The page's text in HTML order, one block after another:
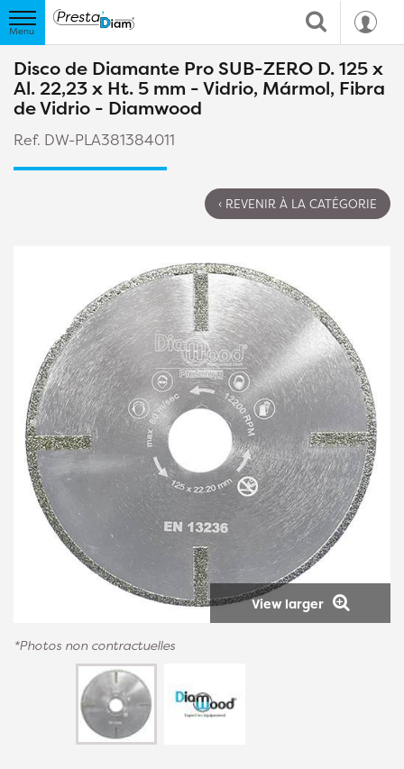
Disco de Diamante Pro SUB-ZERO D. 125 x
Al. 22,23 x Ht. 5 mm - Vidrio, Mármol, Fibra
de Vidrio - Diamwood
Ref. DW-PLA381384011
‹ REVENIR À LA CATÉGORIE
View larger
*Photos non contractuelles